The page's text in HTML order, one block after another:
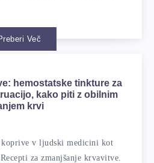
Več
hemostatske tinkture za
kako piti z obilnim
krvi
koprive v ljudski medicini kot
za zmanjšanje krvavitve.